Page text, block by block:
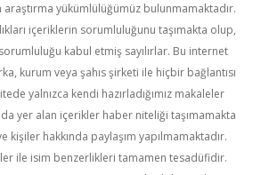
yükümlülüğümüz bulunmamaktadır.
içeriklerin sorumluluğunu taşımakta olup,
kabul etmiş sayılırlar. Bu internet
kurum veya şahıs şirketi ile hiçbir bağlantısı
yalnızca kendi hazırladığımız makaleler
yer alan içerikler haber niteliği taşımamakta
kişiler hakkında paylaşım yapılmamaktadır.
ile isim benzerlikleri tamamen tesadüfidir.